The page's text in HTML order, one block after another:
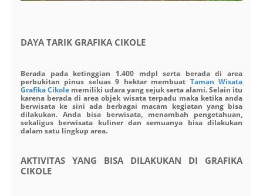
DAYA TARIK GRAFIKA CIKOLE
Berada pada ketinggian 1.400 mdpl serta berada di area
perbukitan pinus seluas 9 hektar membuat Taman Wisata
Grafika Cikole memiliki udara yang sejuk serta alami. Selain itu
karena berada di area objek wisata terpadu maka ketika anda
berwisata ke sini ada berbagai macam kegiatan yang bisa
dilakukan. Anda bisa berwisata, menambah pengetahuan,
sekaligus berwisata kuliner dan semuanya bisa dilakukan
dalam satu lingkup area.
AKTIVITAS YANG BISA DILAKUKAN DI GRAFIKA
CIKOLE